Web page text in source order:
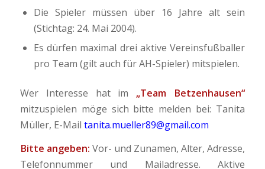
Die Spieler müssen über 16 Jahre alt sein
(Stichtag: 24. Mai 2004).
Es dürfen maximal drei aktive Vereinsfußballer
pro Team (gilt auch für AH-Spieler) mitspielen.
Wer Interesse hat im „Team Betzenhausen“
mitzuspielen möge sich bitte melden bei: Tanita
Müller, E-Mail tanita.mueller89@gmail.com
Bitte angeben: Vor- und Zunamen, Alter, Adresse,
Telefonnummer und Mailadresse. Aktive